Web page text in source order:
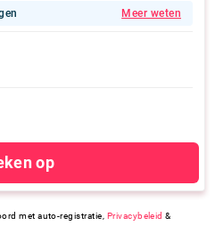
Meer weten
op
met auto-registratie, Privacybeleid &